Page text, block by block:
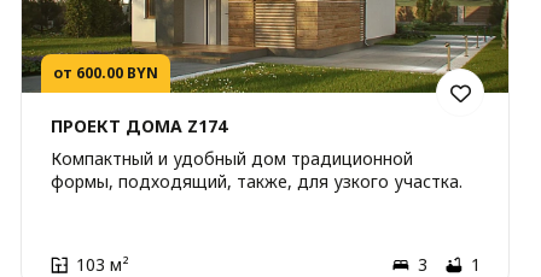
от 600.00 BYN
ПРОЕКТ ДОМА Z174
Компактный и удобный дом традиционной
формы, подходящий, также, для узкого участка.
103 м² 3 1